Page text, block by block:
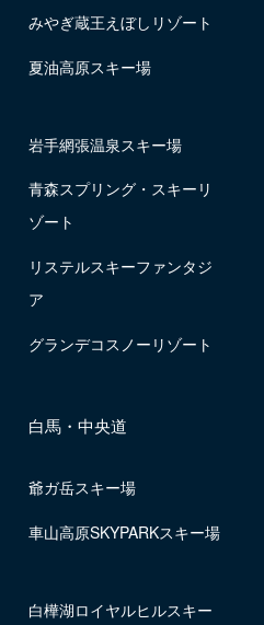
みやぎ蔵王えぼしリゾート
夏油高原スキー場
岩手網張温泉スキー場
青森スプリング・スキーリ
ゾート
リステルスキーファンタジ
ア
グランデコスノーリゾート
白馬・中央道
爺ガ岳スキー場
車山高原SKYPARKスキー場
白樺湖ロイヤルヒルスキー